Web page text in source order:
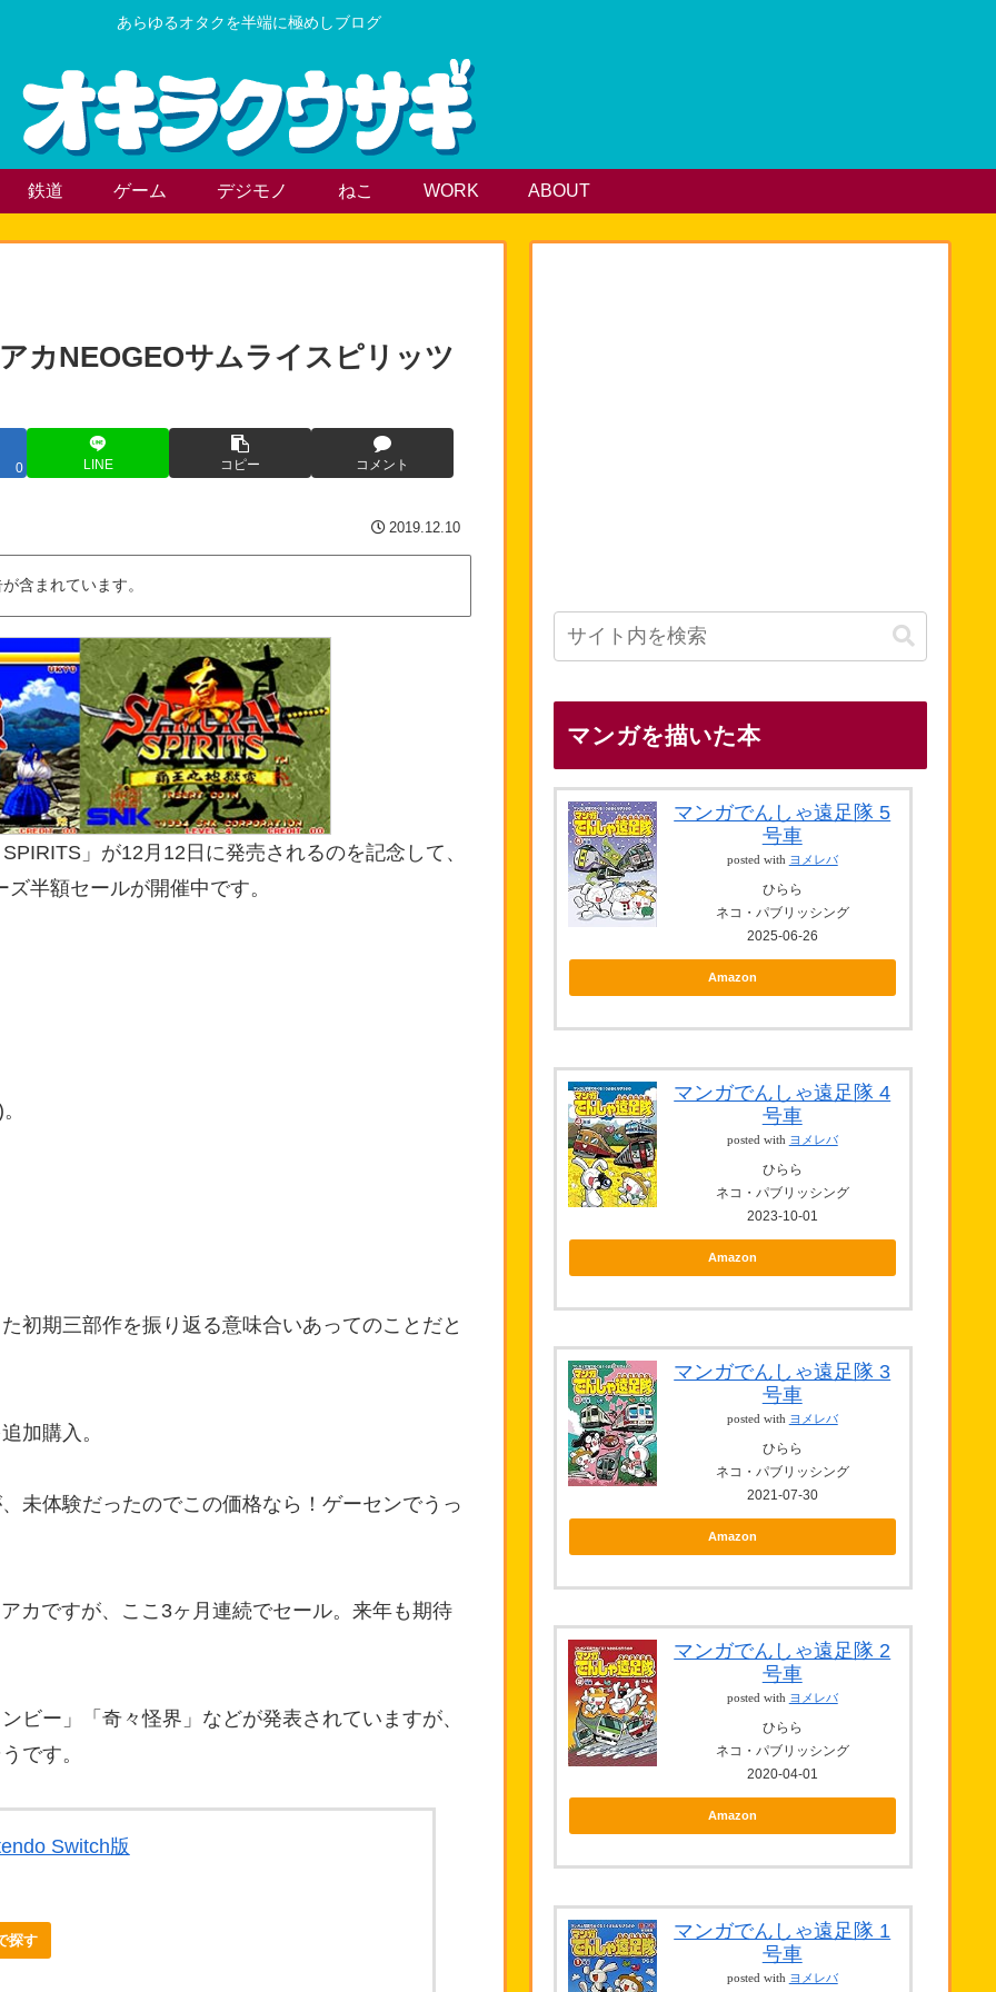
あらゆるオタクを半端に極めしブログ
鉄道 ゲーム デジモノ ねこ WORK ABOUT
カNEOGEOサムライスピリッツ
0 LINE コピー コメント
2019.12.10
含まれています。
」が12月12日に発売されるのを記念して、
半額セールが開催中です。
初期三部作を振り返る意味合いあってのことだと
加購入。
未体験だったのでこの価格なら！ゲーセンでうっ
カですが、ここ3ヶ月連続でセール。来年も期待
ビー」「奇々怪界」などが発表されていますが、
です。
Switch版
探す
マンガを描いた本
マンガでんしゃ遠足隊 5
号車
posted with ヨメレバ
ひらら
ネコ・パブリッシング
2025-06-26
Amazon
マンガでんしゃ遠足隊 4
号車
posted with ヨメレバ
ひらら
ネコ・パブリッシング
2023-10-01
Amazon
マンガでんしゃ遠足隊 3
号車
posted with ヨメレバ
ひらら
ネコ・パブリッシング
2021-07-30
Amazon
マンガでんしゃ遠足隊 2
号車
posted with ヨメレバ
ひらら
ネコ・パブリッシング
2020-04-01
Amazon
マンガでんしゃ遠足隊 1
号車
posted with ヨメレバ